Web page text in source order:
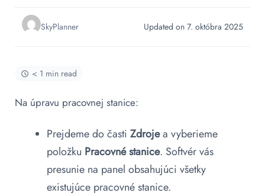
SkyPlanner Updated on 7. októbra 2025
< 1 min read
Na úpravu pracovnej stanice:
Prejdeme do časti Zdrojea vyberieme
položku Pracovné stanice. Softvér vás
presunie na panel obsahujúci všetky
existujúce pracovné stanice.